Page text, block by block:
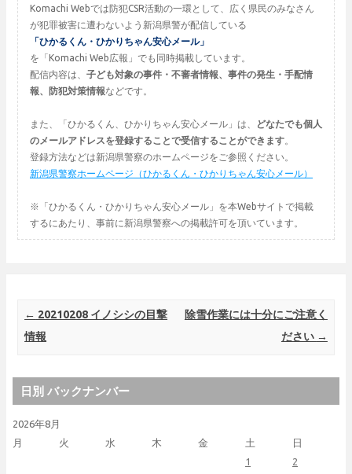
Komachi Webでは防犯CSR活動の一環として、広く県民のみなさん
が犯罪被害に遭わないよう新潟県警が配信している
「ひかるくん・ひかりちゃん安心メール」
を「Komachi Web広報」でも同時掲載しています。
配信内容は、 子ども対象の事件・不審者情報、事件の発生・手配情
報、防犯対策情報などです。
また、「ひかるくん、ひかりちゃん安心メール」は、
どなたでも個人
のメールアドレスを登録することで受信することができます。
登録方法などは新潟県警察のホームページをご参照ください。
新潟県警察ホームページ（ひかるくん・ひかりちゃん安心メール）
※「ひかるくん・ひかりちゃん安心メール」を本Webサイトで掲載
するにあたり、事前に新潟県警察への掲載許可を頂いています。
Post navigation
← 20210208 イノシシの目撃
情報
除雪作業には十分にご注意く
ださい →
日別 バックナンバー
2026年8月
月
火 水 木 金 土 日
1
2